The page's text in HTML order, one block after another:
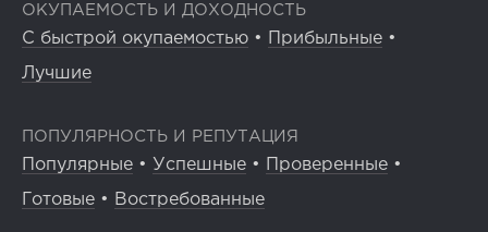
ОКУПАЕМОСТЬ И ДОХОДНОСТЬ
С быстрой окупаемостью • Прибыльные •
Лучшие
ПОПУЛЯРНОСТЬ И РЕПУТАЦИЯ
Популярные • Успешные • Проверенные •
Готовые • Востребованные